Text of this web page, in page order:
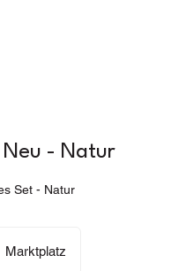
- Natur
Set - Natur
Marktplatz